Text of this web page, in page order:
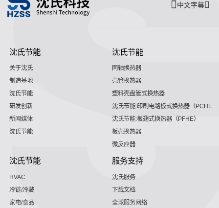
中文字幕
沈氏节能
关于沈氏
制造基地
沈氏节能
研发创新
新闻媒体
沈氏节能
沈氏节能
同轴换热器
壳管换热器
塑料壳盘管式换热器
沈氏节能:印刷电路板式换热器（PCHE）
沈氏节能:板翅式换热器（PFHE）
板壳换热器
微反应器
沈氏节能
HVAC
冷链/冷藏
家电/食品
服务支持
沈氏服务
下载文档
全球服务网络